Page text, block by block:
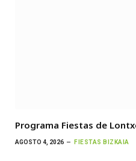
Programa Fiestas de
AGOSTO 4, 2026 FIESTAS BIZKAIA